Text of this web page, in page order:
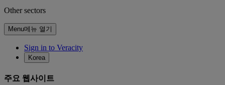
Other sectors
Menu메뉴 열기
Sign in to Veracity
Korea
주요 웹사이트